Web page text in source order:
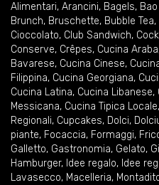
Alimentari, Arancini, Bagels,
Brunch, Bruschette, Bubble Tea,
Cioccolato, Club Sandwich,
Conserve, Crêpes, Cucina Araba
Bavarese, Cucina Cinese,
Filippina, Cucina Georgiana,
Cucina Latina, Cucina Libanese,
Messicana, Cucina Tipica Locale,
Regionali, Cupcakes, Dolci,
piante, Focaccia, Formaggi,
Galletto, Gastronomia, Gelato,
Hamburger, Idee regalo, Idee
Lavasecco, Macelleria,